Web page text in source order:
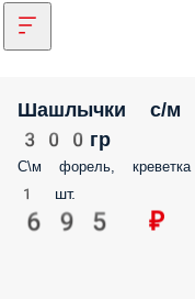
Шашлычки с/м
300гр
С\м форель, креветка
1 шт.
695 ₽